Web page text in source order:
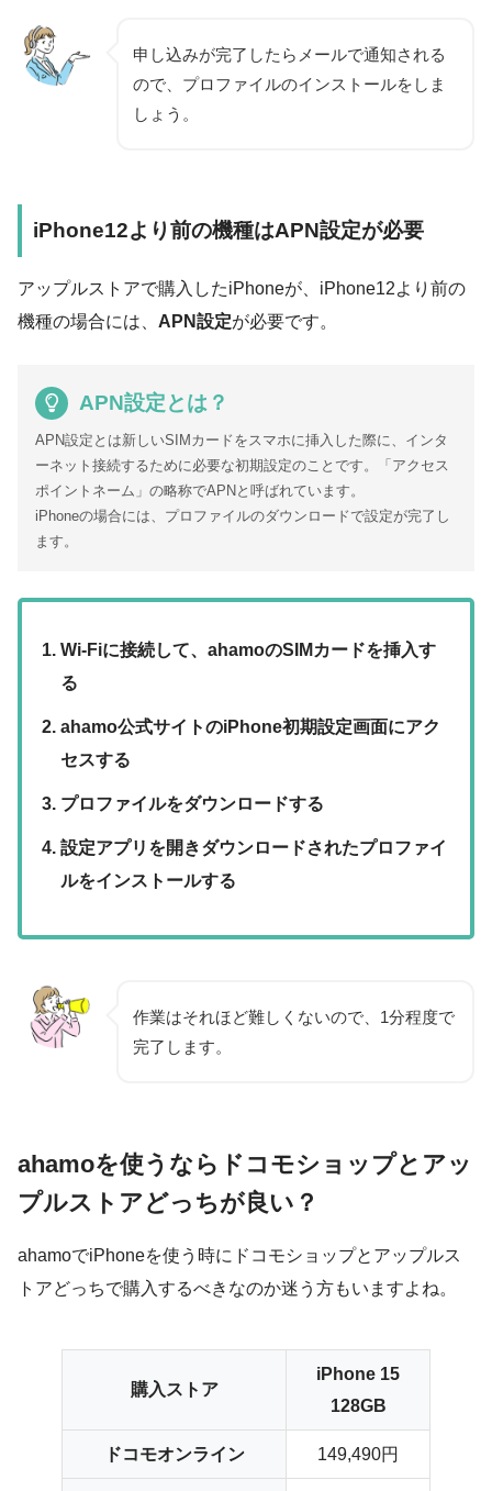
申し込みが完了したらメールで通知される
ので、プロファイルのインストールをしま
しょう。
iPhone12より前の機種はAPN設定が必要
アップルストアで購入したiPhoneが、iPhone12より前の
機種の場合には、 APN設定が必要です。
APN設定とは？
APN設定とは新しいSIMカードをスマホに挿入した際に、インタ
ーネット接続するために必要な初期設定のことです。「アクセス
ポイントネーム」の略称でAPNと呼ばれています。
iPhoneの場合には、プロファイルのダウンロードで設定が完了し
ます。
Wi-Fiに接続して、ahamoのSIMカードを挿入す
る
ahamo公式サイトのiPhone初期設定画面にアク
セスする
プロファイルをダウンロードする
設定アプリを開きダウンロードされたプロファイ
ルをインストールする
作業はそれほど難しくないので、1分程度で
完了します。
ahamoを使うならドコモショップとアッ
プルストアどっちが良い？
ahamoでiPhoneを使う時にドコモショップとアップルス
トアどっちで購入するべきなのか迷う方もいますよね。
購入ストア
iPhone 15
128GB
ドコモオンライン 149,490円